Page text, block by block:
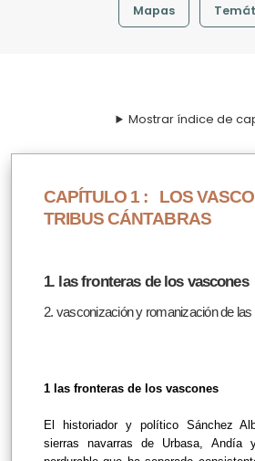
Mapas
Mostrar índice de
CAPÍTULO 1 : LOS
TRIBUS CÁNTABRAS
1. las fronteras de los vascones
2. vasconización y romanización de
1 las fronteras de los vascones
El historiador y político Sánchez
sierras navarras de Urbasa, Andía